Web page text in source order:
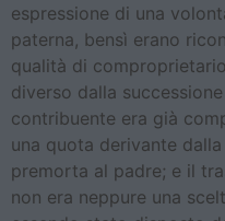
espressione di una
paterna, bensì erano
qualità di
diverso dalla
contribuente era già
una quota derivante
premorta al padre; e il
non era neppure una